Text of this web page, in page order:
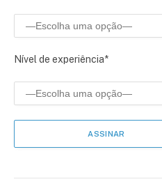
Nível de experiência*